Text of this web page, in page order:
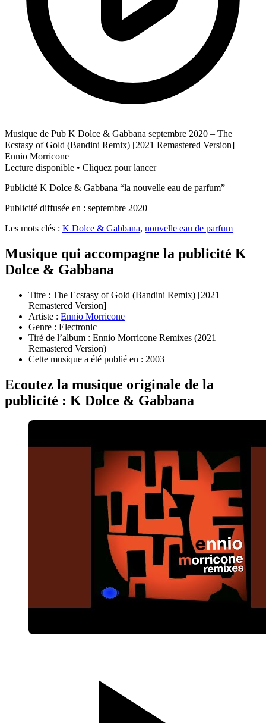
Musique de Pub K Dolce & Gabbana septembre 2020 – The
Ecstasy of Gold (Bandini Remix) [2021 Remastered Version] –
Ennio Morricone
Lecture disponible • Cliquez pour lancer
Publicité K Dolce & Gabbana “la nouvelle eau de parfum”
Publicité diffusée en : septembre 2020
Les mots clés : K Dolce & Gabbana, nouvelle eau de parfum
Musique qui accompagne la publicité K
Dolce & Gabbana
Titre : The Ecstasy of Gold (Bandini Remix) [2021
Remastered Version]
Artiste : Ennio Morricone
Genre : Electronic
Tiré de l’album : Ennio Morricone Remixes (2021
Remastered Version)
Cette musique a été publié en : 2003
Ecoutez la musique originale de la
publicité : K Dolce & Gabbana